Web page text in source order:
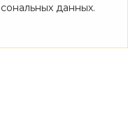
данных.